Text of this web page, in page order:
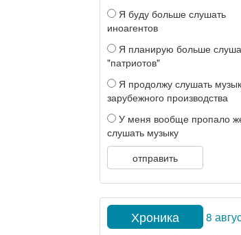
Я буду больше слушать
иноагентов
Я планирую больше
"патриотов"
Я продолжу слушать
зарубежного производства
У меня вообще пропало
слушать музыку
отправить
Хроника 8